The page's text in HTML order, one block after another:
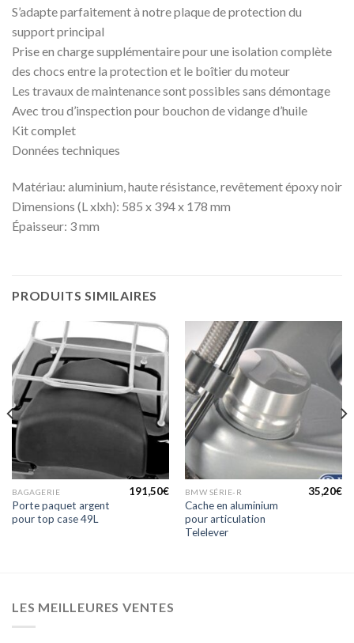
S’adapte parfaitement à notre plaque de protection du
support principal
Prise en charge supplémentaire pour une isolation complète
des chocs entre la protection et le boîtier du moteur
Les travaux de maintenance sont possibles sans démontage
Avec trou d’inspection pour bouchon de vidange d’huile
Kit complet
Données techniques
Matériau: aluminium, haute résistance, revêtement époxy noir
Dimensions (L xlxh): 585 x 394 x 178 mm
Épaisseur: 3 mm
PRODUITS SIMILAIRES
BAGAGERIE
Porte paquet argent
pour top case 49L
191,50€ BMW SÉRIE-R
Cache en aluminium
pour articulation
Telelever
35,20€
LES MEILLEURES VENTES